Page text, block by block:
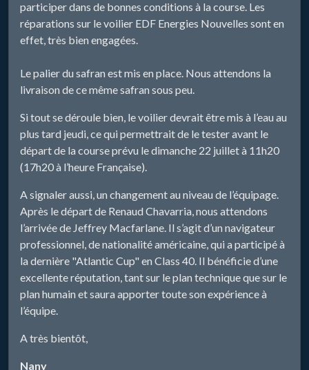
participer dans de bonnes conditions à la course. Les
réparations sur le voilier EDF Energies Nouvelles sont en
effet, très bien engagées.
Le palier du safran est mis en place. Nous attendons la
livraison de ce même safran sous peu.
Si tout se déroule bien, le voilier devrait être mis à l’eau au
plus tard jeudi, ce qui permettrait de le tester avant le
départ de la course prévu le dimanche 22 juillet à 11h20
(17h20 à l’heure Française).
A signaler aussi, un changement au niveau de l’équipage.
Après le départ de Renaud Chavarria, nous attendons
l’arrivée de Jeffrey Macfarlane. Il s’agit d’un navigateur
professionnel, de nationalité américaine, qui a participé à
la dernière "Atlantic Cup" en Class 40. Il bénéficie d’une
excellente réputation, tant sur le plan technique que sur le
plan humain et saura apporter toute son expérience à
l’équipe.
A très bientôt,
Nany